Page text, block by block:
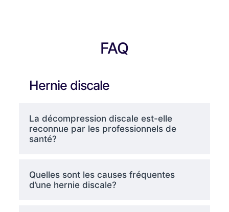
FAQ
Hernie discale
La décompression discale est-elle
reconnue par les professionnels de
santé?
Quelles sont les causes fréquentes
d’une hernie discale?